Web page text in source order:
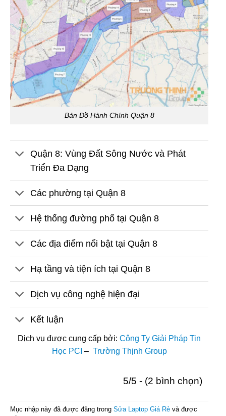
Bản Đồ Hành Chính Quận 8
Quận 8: Vùng Đất Sông Nước và Phát
Triển Đa Dạng
Các phường tại Quận 8
Hệ thống đường phố tại Quận 8
Các địa điểm nổi bật tại Quận 8
Hạ tầng và tiện ích tại Quận 8
Dịch vụ công nghệ hiện đại
Kết luận
Dịch vụ được cung cấp bởi: Công Ty Giải Pháp Tin
Học PCI – Trường Thịnh Group
5/5 - (2 bình chọn)
Mục nhập này đã được đăng trong Sửa Laptop Giá Rẻ và được